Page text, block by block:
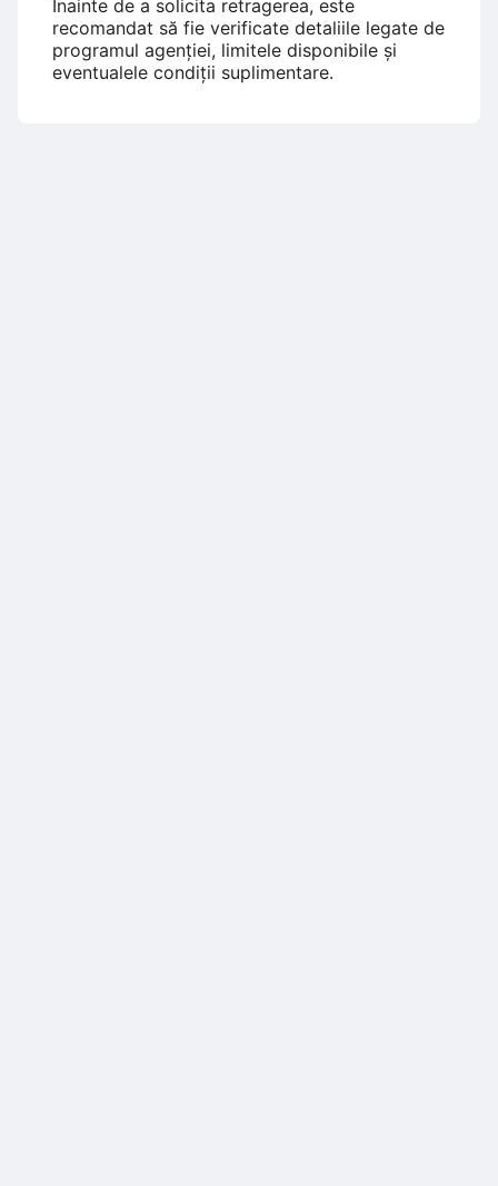
Înainte de a solicita retragerea, este
recomandat să fie verificate detaliile legate de
programul agenției, limitele disponibile și
eventualele condiții suplimentare.